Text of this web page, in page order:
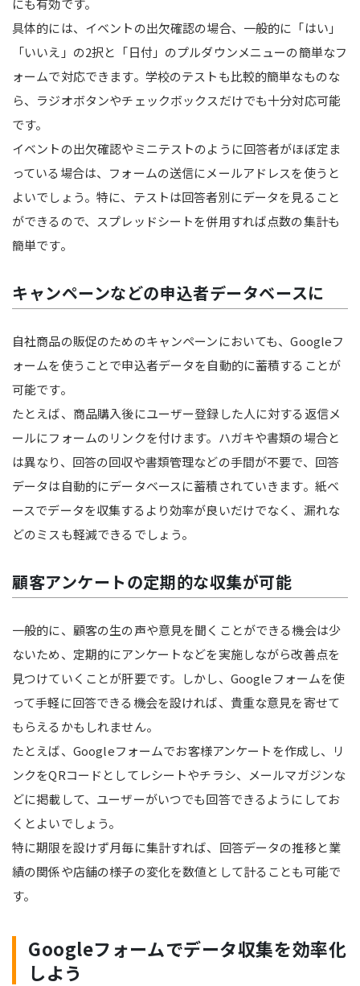
具体的には、イベントの出欠確認の場合、一般的に「はい」
「いいえ」の2択と「日付」のプルダウンメニューの簡単なフ
ォームで対応できます。学校のテストも比較的簡単なものな
ら、ラジオボタンやチェックボックスだけでも十分対応可能
です。
イベントの出欠確認やミニテストのように回答者がほぼ定ま
っている場合は、フォームの送信にメールアドレスを使うと
よいでしょう。特に、テストは回答者別にデータを見ること
ができるので、スプレッドシートを併用すれば点数の集計も
簡単です。
キャンペーンなどの申込者データベースに
自社商品の販促のためのキャンペーンにおいても、Googleフ
ォームを使うことで申込者データを自動的に蓄積することが
可能です。
たとえば、商品購入後にユーザー登録した人に対する返信メ
ールにフォームのリンクを付けます。ハガキや書類の場合と
は異なり、回答の回収や書類管理などの手間が不要で、回答
データは自動的にデータベースに蓄積されていきます。紙ベ
ースでデータを収集するより効率が良いだけでなく、漏れな
どのミスも軽減できるでしょう。
顧客アンケートの定期的な収集が可能
一般的に、顧客の生の声や意見を聞くことができる機会は少
ないため、定期的にアンケートなどを実施しながら改善点を
見つけていくことが肝要です。しかし、Googleフォームを使
って手軽に回答できる機会を設ければ、貴重な意見を寄せて
もらえるかもしれません。
たとえば、Googleフォームでお客様アンケートを作成し、リ
ンクをQRコードとしてレシートやチラシ、メールマガジンな
どに掲載して、ユーザーがいつでも回答できるようにしてお
くとよいでしょう。
特に期限を設けず月毎に集計すれば、回答データの推移と業
績の関係や店舗の様子の変化を数値として計ることも可能で
す。
Googleフォームでデータ収集を効率化
しよう